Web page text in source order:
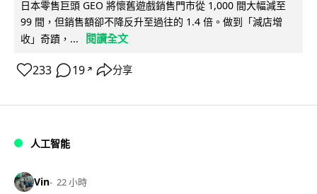
日本零售巨頭 GEO 將懷舊遊戲銷售門市從 1,000 間大幅減至
99 間，但銷售額卻不降反升至過往的 1.4 倍。做到「減店增
收」奇蹟，...
閱讀全文
233 19 ↗ 分享
人工智能
Vin 22 小時